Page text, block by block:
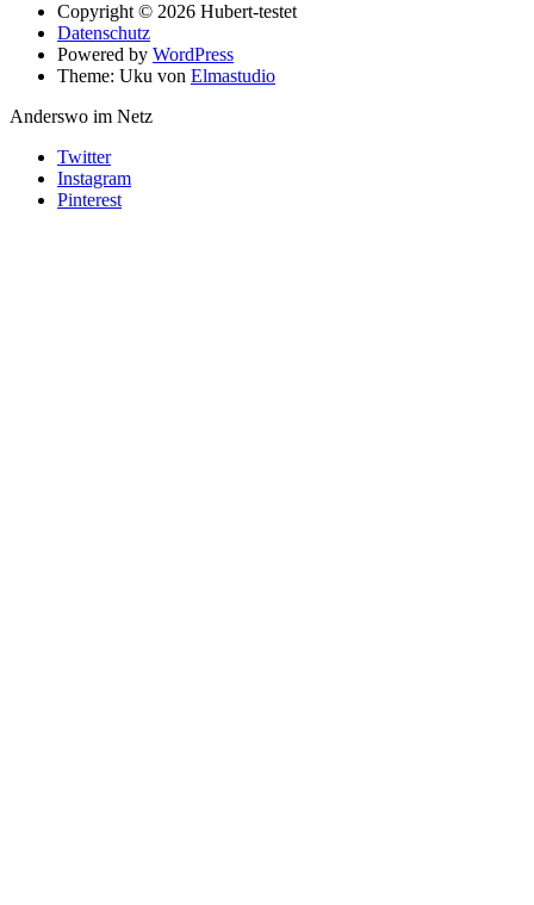
Copyright © 2026 Hubert-testet
Datenschutz
Powered by WordPress
Theme: Uku von Elmastudio
Anderswo im Netz
Twitter
Instagram
Pinterest